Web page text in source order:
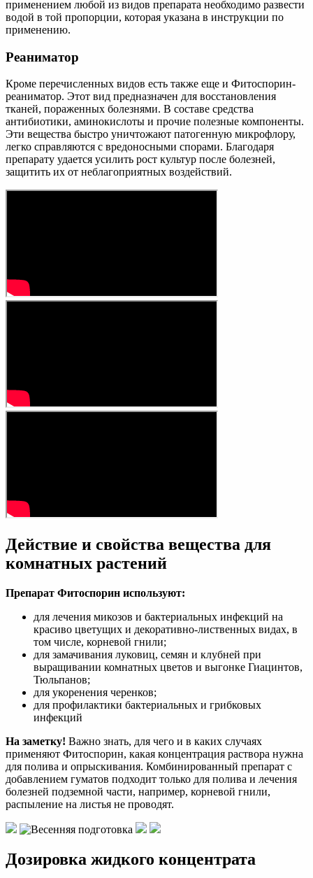
применением любой из видов препарата необходимо развести
водой в той пропорции, которая указана в инструкции по
применению.
Реаниматор
Кроме перечисленных видов есть также еще и Фитоспорин-
реаниматор. Этот вид предназначен для восстановления
тканей, пораженных болезнями. В составе средства
антибиотики, аминокислоты и прочие полезные компоненты.
Эти вещества быстро уничтожают патогенную микрофлору,
легко справляются с вредоносными спорами. Благодаря
препарату удается усилить рост культур после болезней,
защитить их от неблагоприятных воздействий.
Действие и свойства вещества для
комнатных растений
Препарат Фитоспорин используют:
для лечения микозов и бактериальных инфекций на
красиво цветущих и декоративно-лиственных видах, в
том числе, корневой гнили;
для замачивания луковиц, семян и клубней при
выращивании комнатных цветов и выгонке Гиацинтов,
Тюльпанов;
для укоренения черенков;
для профилактики бактериальных и грибковых
инфекций
На заметку! Важно знать, для чего и в каких случаях
применяют Фитоспорин, какая концентрация раствора нужна
для полива и опрыскивания. Комбинированный препарат с
добавлением гуматов подходит только для полива и лечения
болезней подземной части, например, корневой гнили,
распыление на листья не проводят.
Дозировка жидкого концентрата